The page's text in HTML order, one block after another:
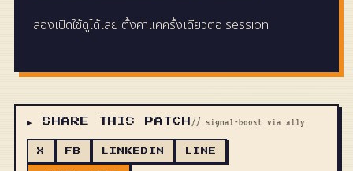
ลองเปิดใช้ดูได้เลย ตั้งค่าแค่ครั้งเดียวต่อ session
▶ SHARE THIS PATCH // signal-boost via ally
X FB LINKEDIN LINE